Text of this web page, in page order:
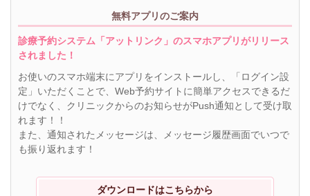
無料アプリのご案内
診療予約システム「アットリンク」のスマホアプリがリリース
されました！
お使いのスマホ端末にアプリをインストールし、「ログイン設
定」いただくことで、Web予約サイトに簡単アクセスできるだ
けでなく、クリニックからのお知らせがPush通知として受け取
れます！！
また、通知されたメッセージは、メッセージ履歴画面でいつで
も振り返れます！
ダウンロードはこちらから